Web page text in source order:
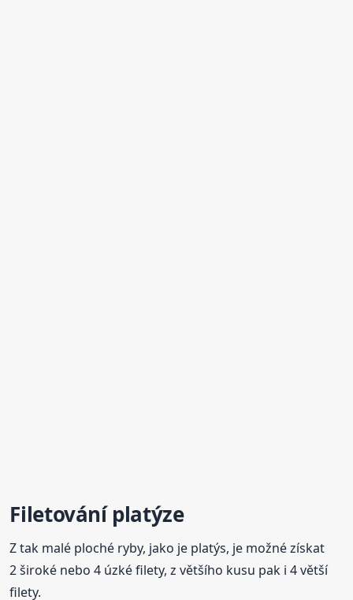
Filetování platýze
Z tak malé ploché ryby, jako je platýs, je možné získat
2 široké nebo 4 úzké filety, z většího kusu pak i 4 větší
filety.